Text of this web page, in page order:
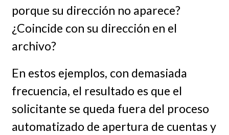
porque su dirección no aparece?
¿Coincide con su dirección en el
archivo?
En estos ejemplos, con demasiada
frecuencia, el resultado es que el
solicitante se queda fuera del proceso
automatizado de apertura de cuentas y